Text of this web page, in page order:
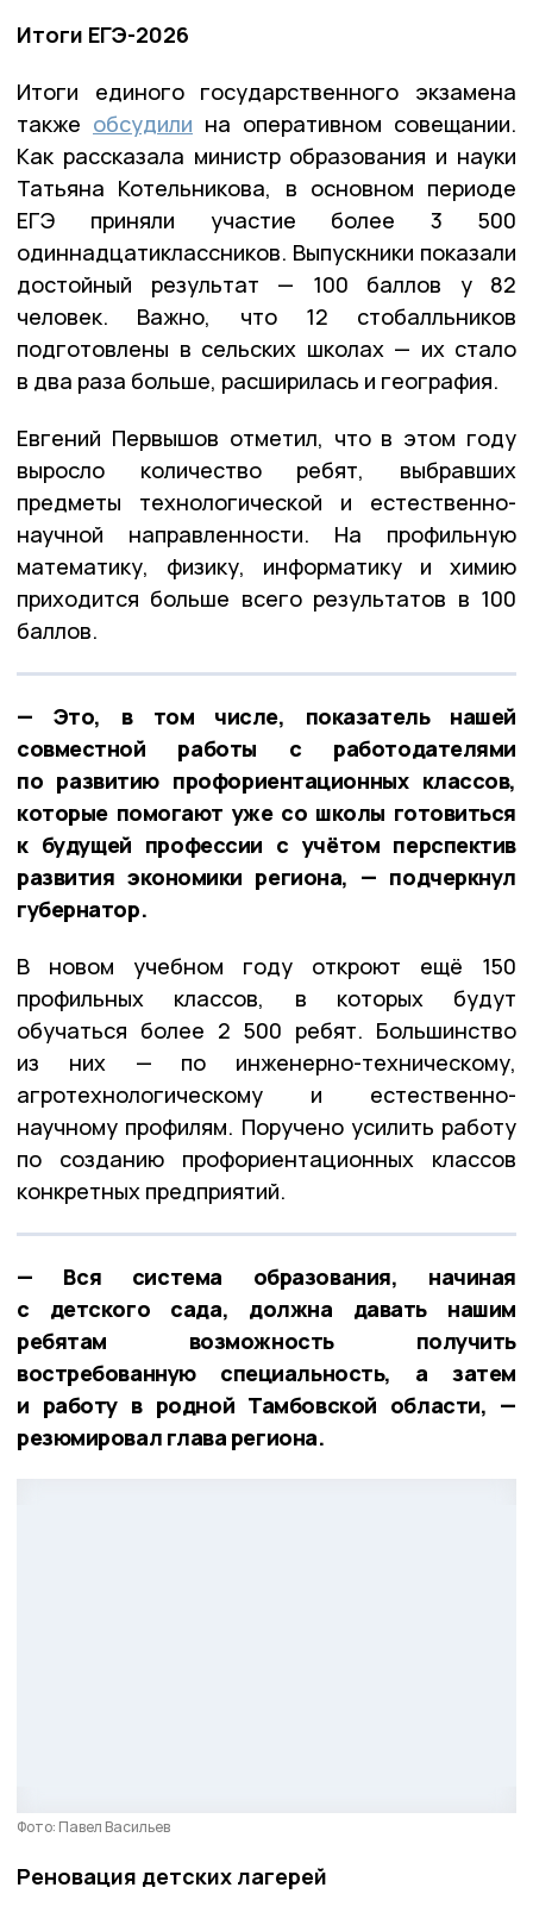
Итоги ЕГЭ-2026
Итоги единого государственного экзамена
также обсудили на оперативном совещании.
Как рассказала министр образования и науки
Татьяна Котельникова, в основном периоде
ЕГЭ приняли участие более 3 500
одиннадцатиклассников. Выпускники показали
достойный результат — 100 баллов у 82
человек. Важно, что 12 стобалльников
подготовлены в сельских школах — их стало
в два раза больше, расширилась и география.
Евгений Первышов отметил, что в этом году
выросло количество ребят, выбравших
предметы технологической и естественно-
научной направленности. На профильную
математику, физику, информатику и химию
приходится больше всего результатов в 100
баллов.
— Это, в том числе, показатель нашей
совместной работы с работодателями
по развитию профориентационных классов,
которые помогают уже со школы готовиться
к будущей профессии с учётом перспектив
развития экономики региона, — подчеркнул
губернатор.
В новом учебном году откроют ещё 150
профильных классов, в которых будут
обучаться более 2 500 ребят. Большинство
из них — по инженерно-техническому,
агротехнологическому и естественно-
научному профилям. Поручено усилить работу
по созданию профориентационных классов
конкретных предприятий.
— Вся система образования, начиная
с детского сада, должна давать нашим
ребятам возможность получить
востребованную специальность, а затем
и работу в родной Тамбовской области, —
резюмировал глава региона.
Фото: Павел Васильев
Реновация детских лагерей